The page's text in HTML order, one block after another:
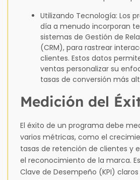
Utilizando Tecnología: Los
día a menudo incorporan
sistemas de Gestión de
(CRM), para rastrear
clientes. Estos datos
ventas personalizar su
tasas de conversión más
Medición del
El éxito de un programa debe
varios métricas, como el
tasas de retención de clientes y
el reconocimiento de la marca.
Clave de Desempeño (KPI)